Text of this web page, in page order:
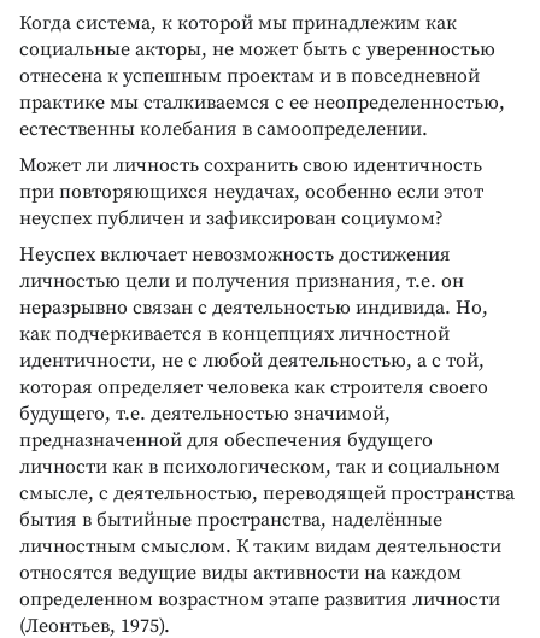
Когда система, к которой мы принадлежим как
социальные акторы, не может быть с уверенностью
отнесена к успешным проектам и в повседневной
практике мы сталкиваемся с ее неопределенностью,
естественны колебания в самоопределении.
Может ли личность сохранить свою идентичность
при повторяющихся неудачах, особенно если этот
неуспех публичен и зафиксирован социумом?
Неуспех включает невозможность достижения
личностью цели и получения признания, т.е. он
неразрывно связан с деятельностью индивида. Но,
как подчеркивается в концепциях личностной
идентичности, не с любой деятельностью, а с той,
которая определяет человека как строителя своего
будущего, т.е. деятельностью значимой,
предназначенной для обеспечения будущего
личности как в психологическом, так и социальном
смысле, с деятельностью, переводящей пространства
бытия в бытийные пространства, наделённые
личностным смыслом. К таким видам деятельности
относятся ведущие виды активности на каждом
определенном возрастном этапе развития личности
(Леонтьев, 1975).